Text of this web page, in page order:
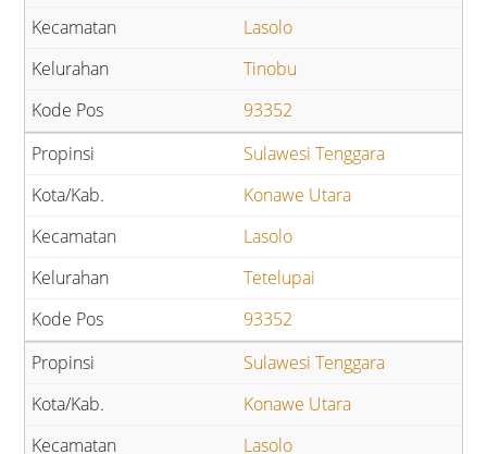
Lasolo
Tinobu
93352
Sulawesi Tenggara
Konawe Utara
Lasolo
Tetelupai
93352
Sulawesi Tenggara
Konawe Utara
Lasolo